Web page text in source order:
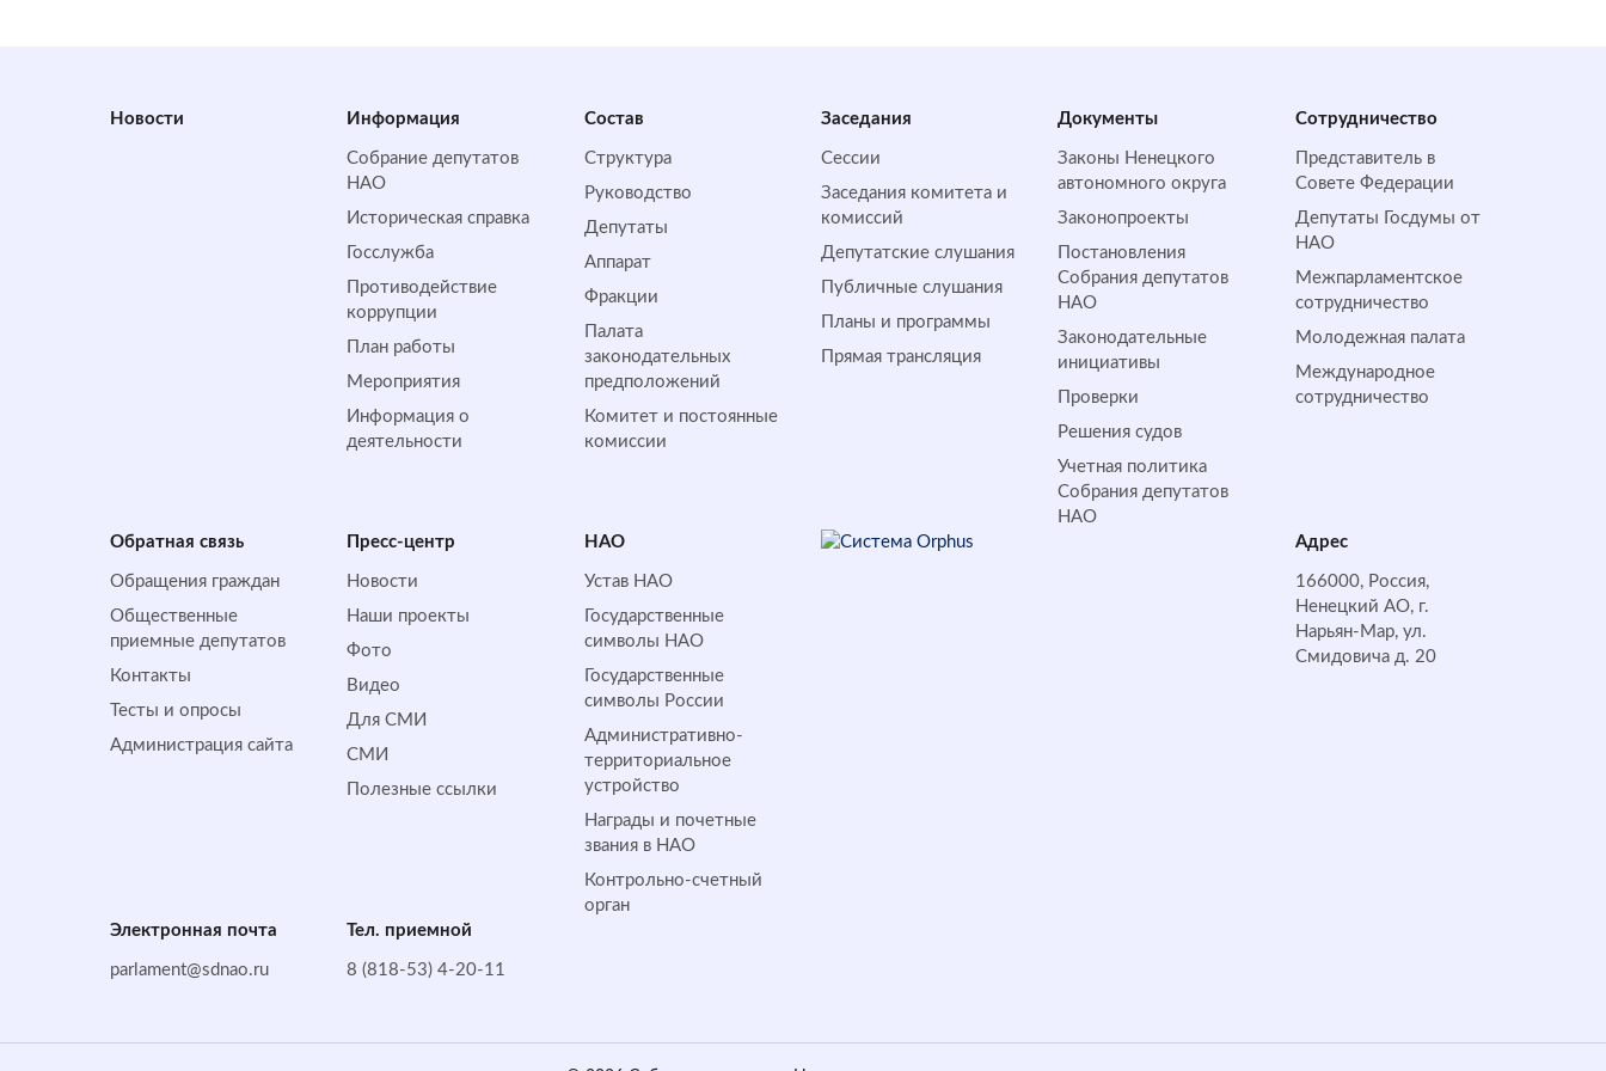
Новости Информация
Собрание депутатов
НАО
Историческая справка
Госслужба
Противодействие
коррупции
План работы
Мероприятия
Информация о
деятельности
Состав
Структура
Руководство
Депутаты
Аппарат
Фракции
Палата
законодательных
предположений
Комитет и постоянные
комиссии
Заседания
Сессии
Заседания комитета и
комиссий
Депутатские слушания
Публичные слушания
Планы и программы
Прямая трансляция
Документы
Законы Ненецкого
автономного округа
Законопроекты
Постановления
Собрания депутатов
НАО
Законодательные
инициативы
Проверки
Решения судов
Учетная политика
Собрания депутатов
НАО
Сотрудничество
Представитель в
Совете Федерации
Депутаты Госдумы от
НАО
Межпарламентское
сотрудничество
Молодежная палата
Международное
сотрудничество
Обратная cвязь
Обращения граждан
Общественные
приемные депутатов
Контакты
Тесты и опросы
Администрация сайта
Пресс-центр
Новости
Наши проекты
Фото
Видео
Для СМИ
СМИ
Полезные ссылки
НАО
Устав НАО
Государственные
символы НАО
Государственные
символы России
Административно-
территориальное
устройство
Награды и почетные
звания в НАО
Контрольно-счетный
орган
Адрес
166000, Россия,
Ненецкий АО, г.
Нарьян-Мар, ул.
Смидовича д. 20
Электронная почта
parlament@sdnao.ru
Тел. приемной
8 (818-53) 4-20-11